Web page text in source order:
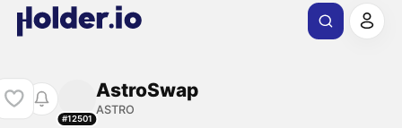
#12501
AstroSwap
ASTRO